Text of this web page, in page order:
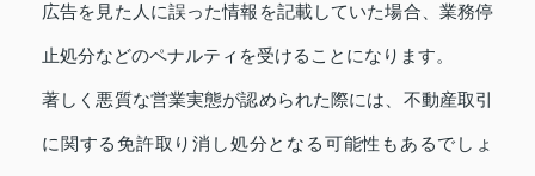
広告を見た人に誤った情報を記載していた場合、業務停
止処分などのペナルティを受けることになります。
著しく悪質な営業実態が認められた際には、不動産取引
に関する免許取り消し処分となる可能性もあるでしょ